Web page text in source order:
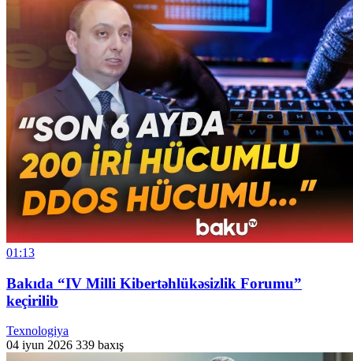
01:13
Bakıda “IV Milli Kibertəhlükəsizlik Forumu”
keçirilib
Texnologiya
04 iyun 2026 339 baxış